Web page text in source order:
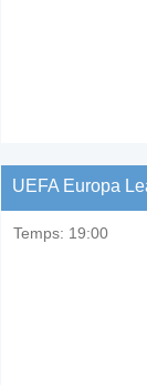
UEFA Europa
Temps: 19:00